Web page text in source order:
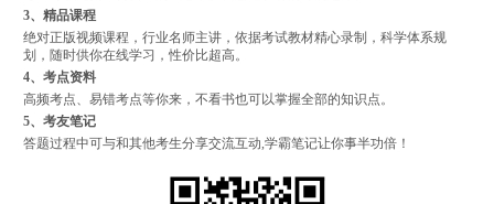
3、精品课程
绝对正版视频课程，行业名师主讲，依据考试教材精心录制，科学体系规
划，随时供你在线学习，性价比超高。
4、考点资料
高频考点、易错考点等你来，不看书也可以掌握全部的知识点。
5、考友笔记
答题过程中可与和其他考生分享交流互动,学霸笔记让你事半功倍！